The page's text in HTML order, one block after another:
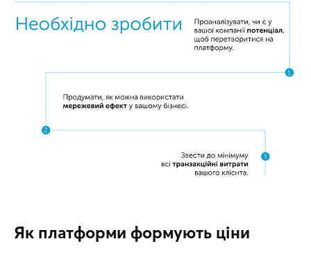
Як платформи формують ціни